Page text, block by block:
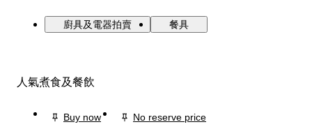
廚具及電器拍賣 餐具
人氣煮食及餐飲
Buy now
No reserve price